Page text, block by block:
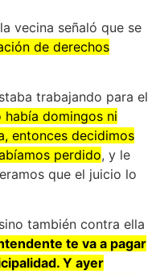
vecina señaló que se
de derechos
trabajando para el
domingos ni
entonces decidimos
perdido, y le
que el juicio lo
también contra ella
te va a pagar
Y ayer